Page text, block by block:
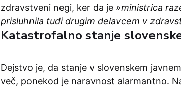
zdravstveni negi, ker da je »ministrica
prisluhnila tudi drugim delavcem v
Katastrofalno stanje
Dejstvo je, da stanje v slovenskem
več, ponekod je naravnost alarmantno.